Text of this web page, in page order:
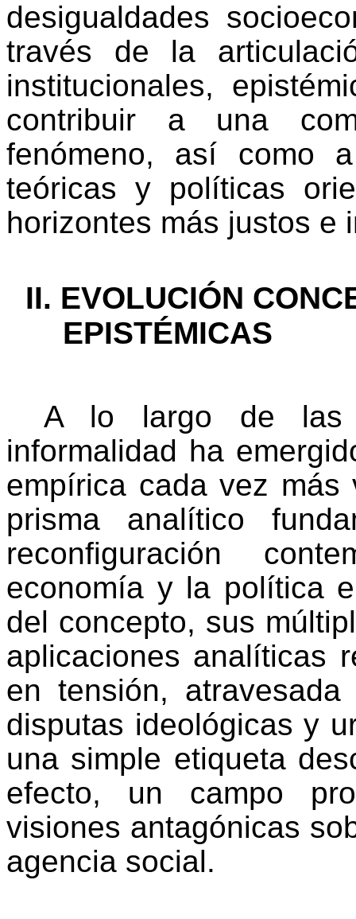
desigualdades
través de la
institucionales,
contribuir a una
fenómeno, así como
teóricas y políticas
horizontes más justos e
EVOLUCIÓN
EPISTÉMICAS
A lo largo de las
informalidad ha
empírica cada vez más
prisma analítico
reconfiguración
economía y la política
del concepto, sus
aplicaciones analíticas
en tensión,
disputas ideológicas y
una simple etiqueta
efecto, un campo
visiones antagónicas
agencia social.